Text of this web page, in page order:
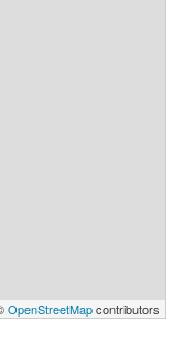
OpenStreetMapcontributors